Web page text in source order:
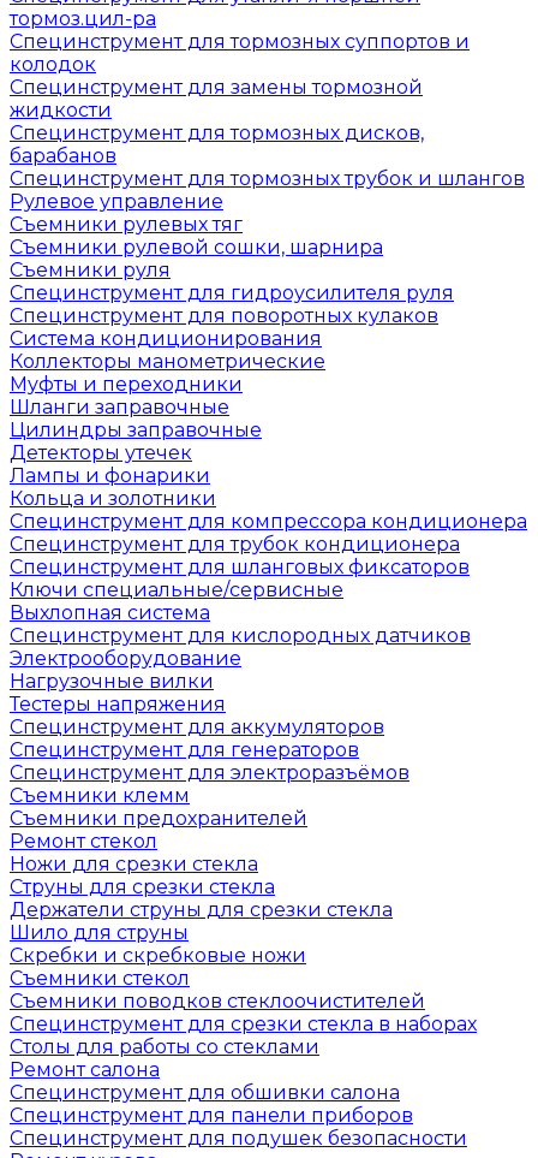
тормоз.цил-ра
Специнструмент для тормозных суппортов и
колодок
Специнструмент для замены тормозной
жидкости
Специнструмент для тормозных дисков,
барабанов
Специнструмент для тормозных трубок и шлангов
Рулевое управление
Съемники рулевых тяг
Съемники рулевой сошки, шарнира
Съемники руля
Специнструмент для гидроусилителя руля
Специнструмент для поворотных кулаков
Система кондиционирования
Коллекторы манометрические
Муфты и переходники
Шланги заправочные
Цилиндры заправочные
Детекторы утечек
Лампы и фонарики
Кольца и золотники
Специнструмент для компрессора кондиционера
Специнструмент для трубок кондиционера
Специнструмент для шланговых фиксаторов
Ключи специальные/сервисные
Выхлопная система
Специнструмент для кислородных датчиков
Электрооборудование
Нагрузочные вилки
Тестеры напряжения
Специнструмент для аккумуляторов
Специнструмент для генераторов
Специнструмент для электроразъёмов
Съемники клемм
Съемники предохранителей
Ремонт стекол
Ножи для срезки стекла
Струны для срезки стекла
Держатели струны для срезки стекла
Шило для струны
Скребки и скребковые ножи
Съемники стекол
Съемники поводков стеклоочистителей
Специнструмент для срезки стекла в наборах
Столы для работы со стеклами
Ремонт салона
Специнструмент для обшивки салона
Специнструмент для панели приборов
Специнструмент для подушек безопасности